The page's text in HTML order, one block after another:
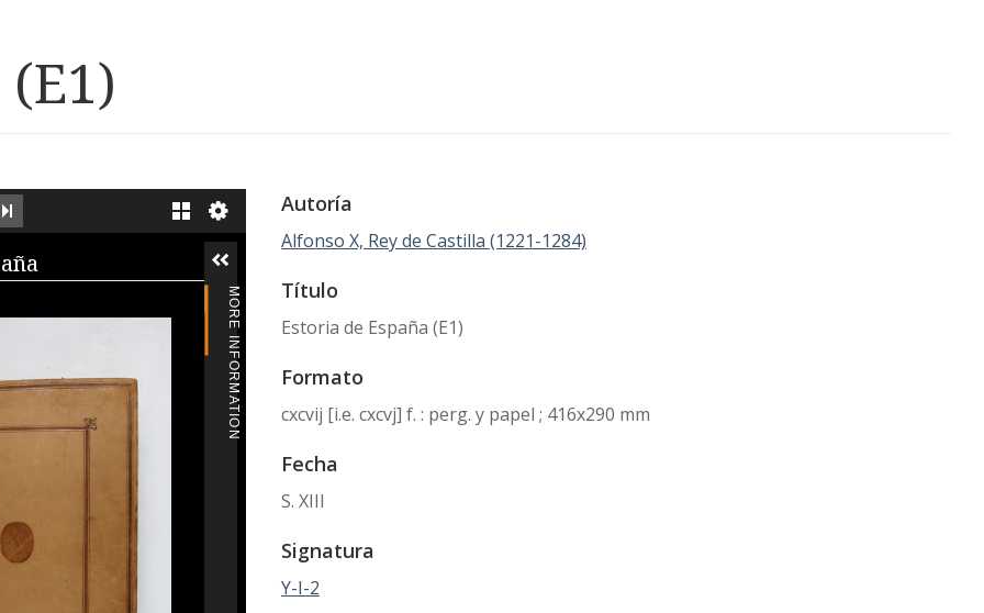
IMAGE GALLERY
MORE INFORMATION
Autoría
Alfonso X, Rey de Castilla (1221-1284)
Título
Estoria de España (E1)
Formato
cxcvij [i.e. cxcvj] f. : perg. y papel ; 416x290 mm
Fecha
S. XIII
Signatura
Y-I-2